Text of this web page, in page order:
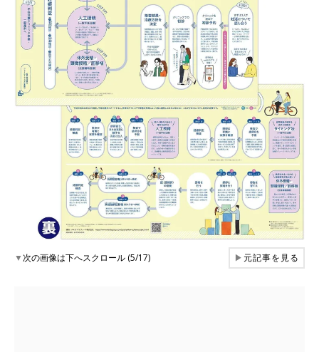
▼次の画像は下へスクロール (5/17) ▶元記事を見る